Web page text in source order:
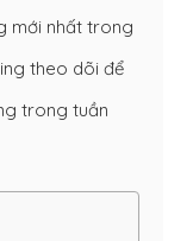
mới nhất trong
theo dõi để
trong tuần